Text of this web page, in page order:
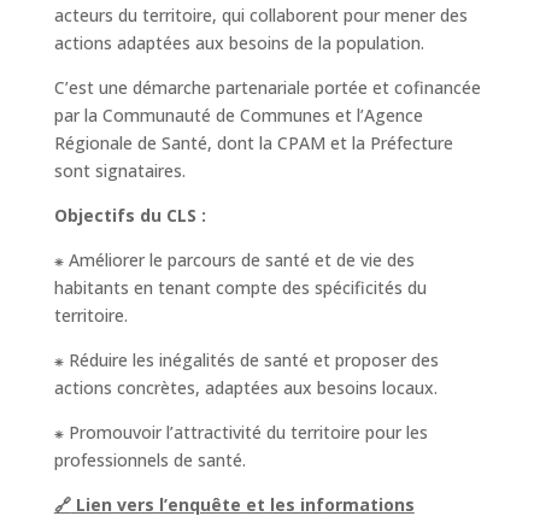
acteurs du territoire, qui collaborent pour mener des
actions adaptées aux besoins de la population.
C’est une démarche partenariale portée et cofinancée
par la Communauté de Communes et l’Agence
Régionale de Santé, dont la CPAM et la Préfecture
sont signataires.
Objectifs du CLS :
⁕ Améliorer le parcours de santé et de vie des
habitants en tenant compte des spécificités du
territoire.
⁕ Réduire les inégalités de santé et proposer des
actions concrètes, adaptées aux besoins locaux.
⁕ Promouvoir l’attractivité du territoire pour les
professionnels de santé.
🔗Lien vers l’enquête et les informations